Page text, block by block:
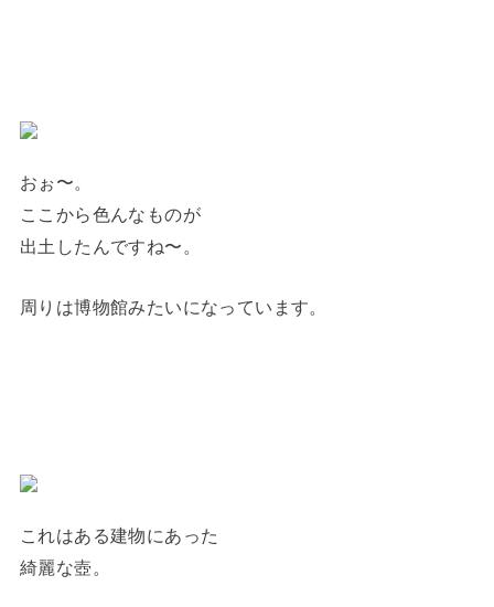
おぉ〜。
ここから色んなものが
出土したんですね〜。
周りは博物館みたいになっています。
これはある建物にあった
綺麗な壺。